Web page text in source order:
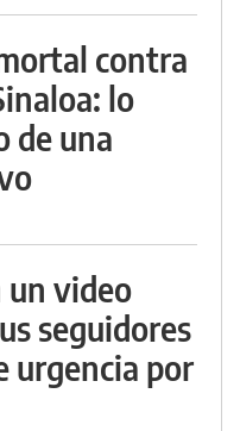
contra
lo
de una
un video
seguidores
urgencia por